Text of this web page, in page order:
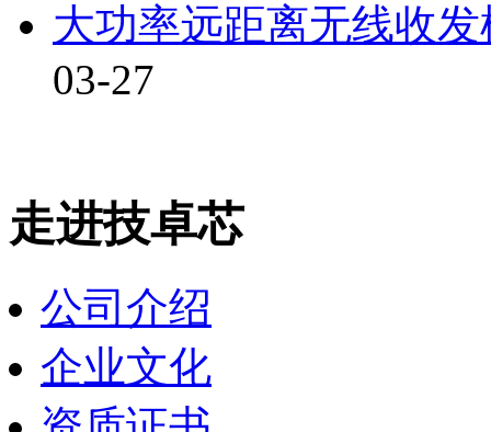
大功率远距离无线收
03-27
走进技卓芯
公司介绍
企业文化